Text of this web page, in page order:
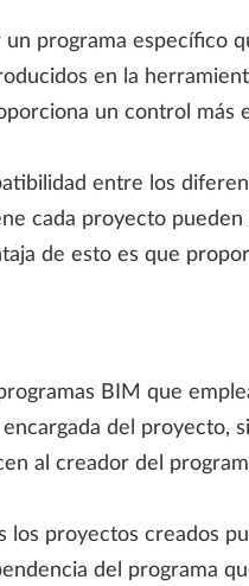
programa específico
en la
un control más
entre los
cada proyecto
de esto es que
BIM que
del proyecto,
al creador del
los proyectos creados
del programa